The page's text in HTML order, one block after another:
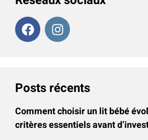
Posts récents
Comment choisir un lit bébé
critères essentiels avant